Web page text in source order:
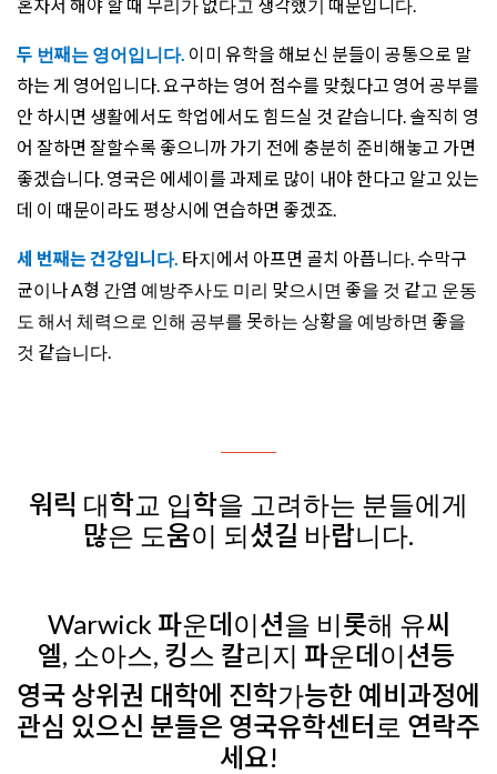
혼자서 해야 할 때 무리가 없다고 생각했기 때문입니다.
두 번째는 영어입니다. 이미 유학을 해보신 분들이 공통으로 말
하는 게 영어입니다. 요구하는 영어 점수를 맞췄다고 영어 공부를
안 하시면 생활에서도 학업에서도 힘드실 것 같습니다. 솔직히 영
어 잘하면 잘할수록 좋으니까 가기 전에 충분히 준비해놓고 가면
좋겠습니다. 영국은 에세이를 과제로 많이 내야 한다고 알고 있는
데 이 때문이라도 평상시에 연습하면 좋겠죠.
세 번째는 건강입니다. 타지에서 아프면 골치 아픕니다. 수막구
균이나 A형 간염 예방주사도 미리 맞으시면 좋을 것 같고 운동
도 해서 체력으로 인해 공부를 못하는 상황을 예방하면 좋을
것 같습니다.
워릭 대학교 입학을 고려하는 분들에게
많은 도움이 되셨길 바랍니다.
Warwick 파운데이션을 비롯해 유씨
엘, 소아스, 킹스 칼리지 파운데이션등
영국 상위권 대학에 진학가능한 예비과정에
관심 있으신 분들은 영국유학센터로 연락주
세요!